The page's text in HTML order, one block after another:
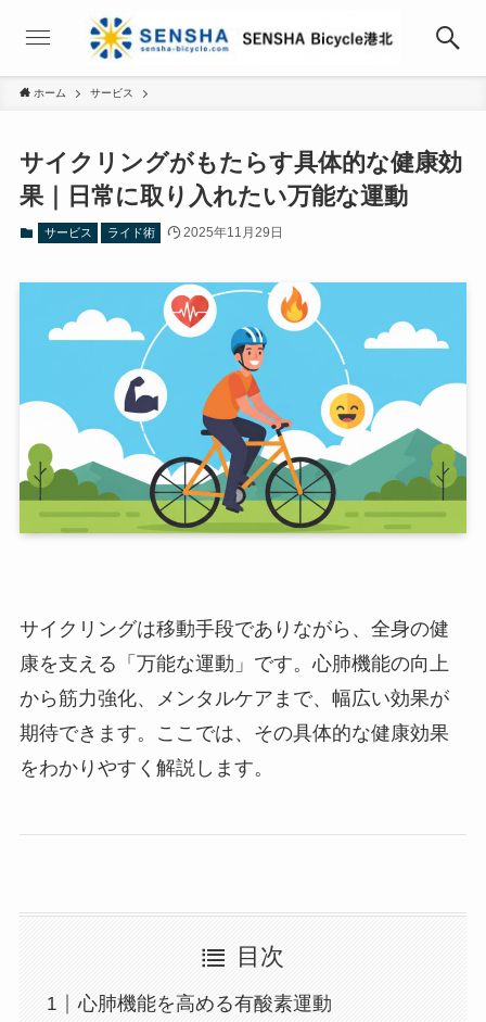
ホーム サービス
サイクリングがもたらす具体的な健康効
果｜日常に取り入れたい万能な運動
サービス ライド術 2025年11月29日
サイクリングは移動手段でありながら、全身の健
康を支える「万能な運動」です。心肺機能の向上
から筋力強化、メンタルケアまで、幅広い効果が
期待できます。ここでは、その具体的な健康効果
をわかりやすく解説します。
目次
心肺機能を高める有酸素運動